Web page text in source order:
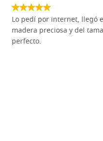
Lo pedí por internet, llegó
madera preciosa y del
perfecto.